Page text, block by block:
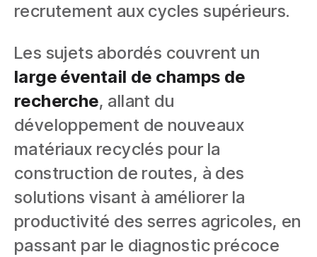
recrutement aux cycles supérieurs.
Les sujets abordés couvrent un
large éventail de champs de
recherche, allant du
développement de nouveaux
matériaux recyclés pour la
construction de routes, à des
solutions visant à améliorer la
productivité des serres agricoles, en
passant par le diagnostic précoce